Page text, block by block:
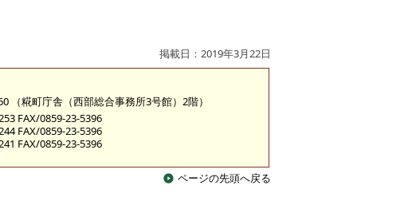
掲載日：2019年3月22日
（糀町庁舎（西部総合事務所3号館）2階）
FAX/0859-23-5396
FAX/0859-23-5396
FAX/0859-23-5396
ページの先頭へ戻る